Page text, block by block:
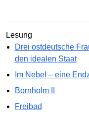
Lesung
Drei ostdeutsche
den idealen Staat
Im Nebel – eine
Bornholm II
Freibad